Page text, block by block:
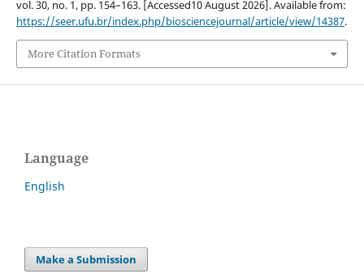
vol. 30, no. 1, pp. 154–163. [Accessed10 August 2026]. Available from:
https://seer.ufu.br/index.php/biosciencejournal/article/view/14387.
More Citation Formats
Language
English
Make a Submission